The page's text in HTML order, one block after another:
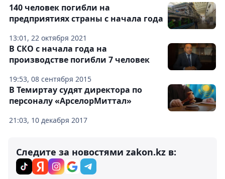
13:01, 22 октября 2021
140 человек погибли на
предприятиях страны с начала года
19:53, 08 сентября 2015
В СКО с начала года на
производстве погибли 7 человек
21:03, 10 декабря 2017
В Темиртау судят директора по
персоналу «АрселорМиттал»
Следите за новостями zakon.kz в: